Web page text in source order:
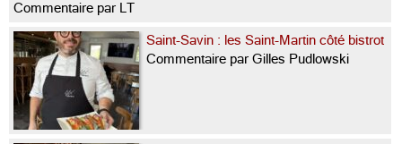
Commentaire par LT
Saint-Savin : les Saint-Martin côté bistrot
Commentaire par Gilles Pudlowski